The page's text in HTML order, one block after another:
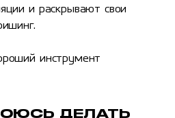
и раскрывают свои
инструмент
ДЕЛАТЬ